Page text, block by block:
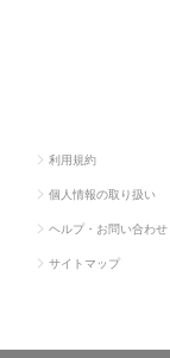
利用規約
個人情報の取り扱い
ヘルプ・お問い合わせ
サイトマップ